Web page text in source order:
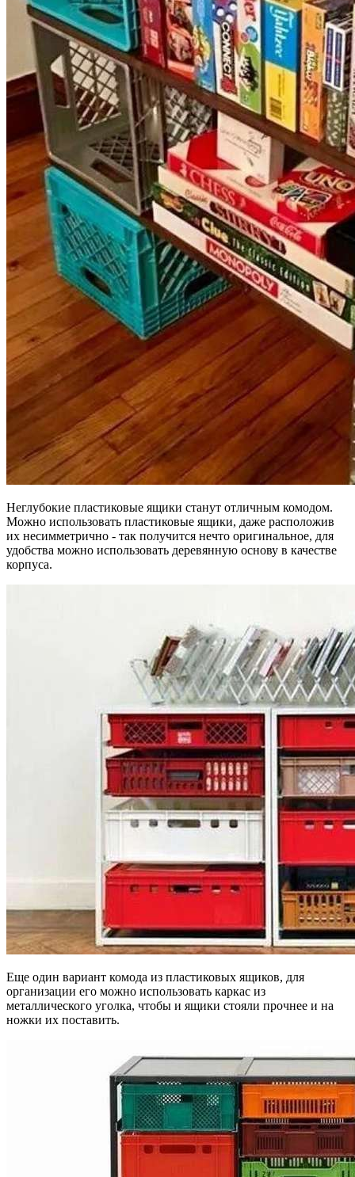
Неглубокие пластиковые ящики станут отличным комодом.
Можно использовать пластиковые ящики, даже расположив
их несимметрично - так получится нечто оригинальное, для
удобства можно использовать деревянную основу в качестве
корпуса.
Еще один вариант комода из пластиковых ящиков, для
организации его можно использовать каркас из
металлического уголка, чтобы и ящики стояли прочнее и на
ножки их поставить.